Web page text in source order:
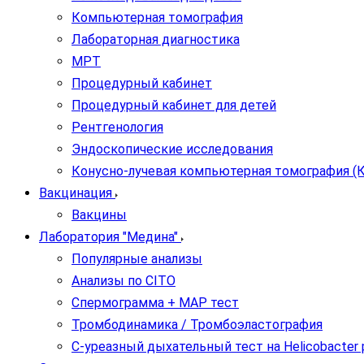
Компьютерная томография
Лабораторная диагностика
МРТ
Процедурный кабинет
Процедурный кабинет для детей
Рентгенология
Эндоскопические исследования
Конусно-лучевая компьютерная томография
Вакцинация
Вакцины
Лаборатория "Медина"
Популярные анализы
Анализы по CITO
Спермограмма + МАР тест
Тромбодинамика / Тромбоэластография
С-уреазный дыхательный тест на Helicobacter